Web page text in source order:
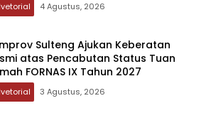
4 Agustus, 2026
Sulteng Ajukan Keberatan
atas Pencabutan Status Tuan
FORNAS IX Tahun 2027
3 Agustus, 2026